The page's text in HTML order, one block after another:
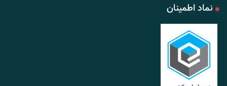
نماد اطمینان